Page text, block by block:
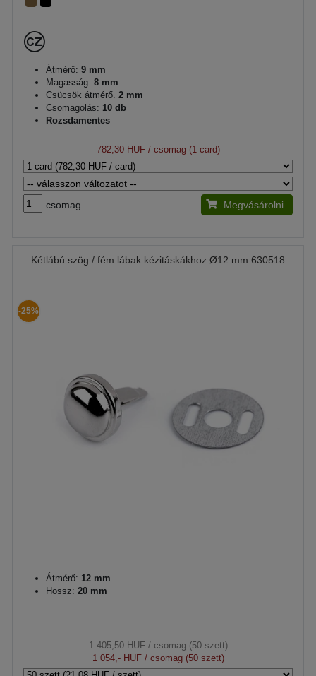
Átmérő: 9 mm
Magasság: 8 mm
Csücsök átmérő. 2 mm
Csomagolás: 10 db
Rozsdamentes
782,30 HUF/ csomag (1 card)
csomag Megvásárolni
Kétlábú szög / fém lábak kézitáskákhoz Ø12 mm 630518
-25%
Átmérő: 12 mm
Hossz: 20 mm
1 405,50 HUF/ csomag (50 szett)
1 054,- HUF/ csomag (50 szett)